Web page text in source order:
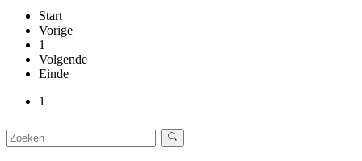
Start
Vorige
1
Volgende
Einde
1